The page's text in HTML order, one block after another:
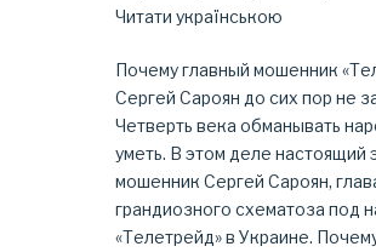
Читати українською
Почему главный мошенник
Сергей Сароян до сих пор не
Четверть века обманывать
уметь. В этом деле настоящий
мошенник Сергей Сароян,
грандиозного схематоза под
«Телетрейд» в Украине.